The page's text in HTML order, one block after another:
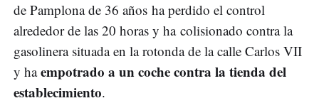
de Pamplona de 36 años ha perdido el control
alrededor de las 20 horas y ha colisionado contra la
gasolinera situada en la rotonda de la calle Carlos VII
y haempotrado a un coche contra la tienda del
establecimiento.